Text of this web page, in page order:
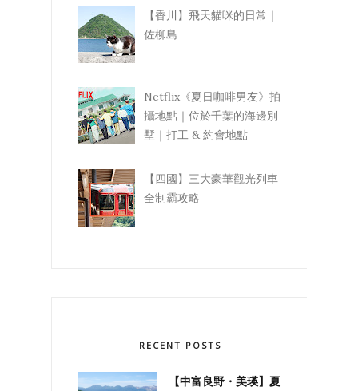
【香川】飛天貓咪的日常｜
佐柳島
Netflix《夏日咖啡男友》拍
攝地點｜位於千葉的海邊別
墅｜打工 & 約會地點
【四國】三大豪華觀光列車
全制霸攻略
RECENT POSTS
【中富良野・美瑛】夏